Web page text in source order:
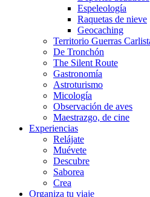
Espeleología
Raquetas de nieve
Geocaching
Territorio Guerras
De Tronchón
The Silent Route
Gastronomía
Astroturismo
Micología
Observación de aves
Maestrazgo, de cine
Experiencias
Relájate
Muévete
Descubre
Saborea
Crea
Organiza tu viaje